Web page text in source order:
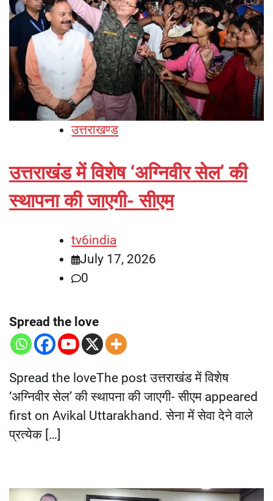
उत्तराखण्ड
उत्तराखंड में विशेष ‘अग्निवीर सेल’ की
स्थापना की जाएगी- सीएम
tv6india
July 17, 2026
0
Spread the love
Spread the loveThe post उत्तराखंड में विशेष
‘अग्निवीर सेल’ की स्थापना की जाएगी- सीएम appeared
first on Avikal Uttarakhand. सेना में सेवा देने वाले
प्रत्येक […]